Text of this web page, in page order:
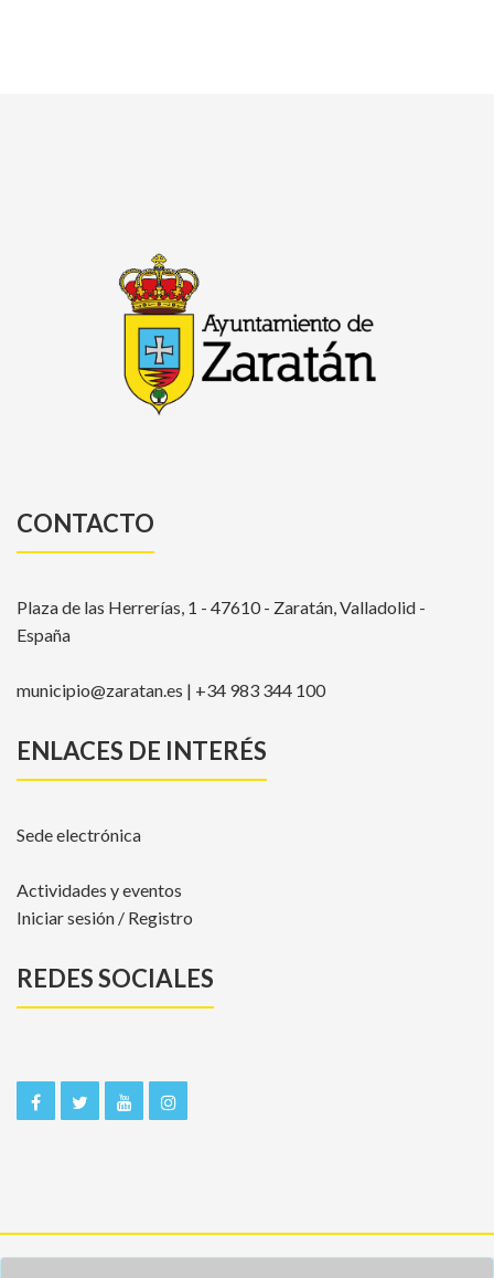
CONTACTO
Plaza de las Herrerías, 1 - 47610 - Zaratán, Valladolid -
España
municipio@zaratan.es | +34 983 344 100
ENLACES DE INTERÉS
Sede electrónica
Actividades y eventos
Iniciar sesión / Registro
REDES SOCIALES